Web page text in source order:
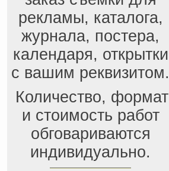
рекламы, каталога,
журнала, постера,
календаря, открытки
с вашим реквизитом.
Количество, формат
и стоимость работ
обговариваются
индивидуально.